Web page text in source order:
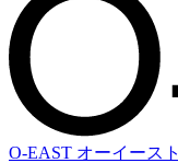
O-EAST オーイースト